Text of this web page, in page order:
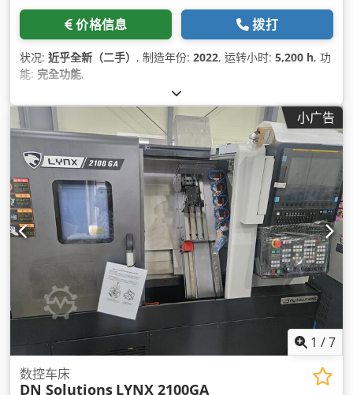
价格信息 拨打
状况: 近乎全新（二手） , 制造年份: 2022, 运转小时: 5,200 h, 功
能: 完全功能,
小广告
1 /7
数控车床
DN Solutions LYNX 2100GA